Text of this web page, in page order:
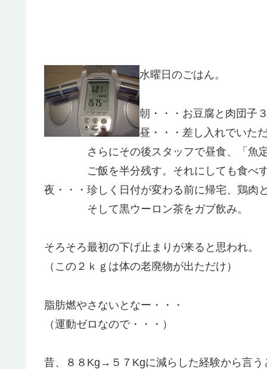
水曜日のごはん。
朝・・・お豆腐と肉団子
昼・・・差し入れでいた
さらにその後スタッフで昼食、「魚定
ご飯を半分残す。それにしても食べ
夜・・・珍しく日付が変わる前に帰宅、鶏肉
そして黒ウーロン茶をガブ飲み。
そろそろ最初の下げ止まりが来ると思われ。
（この２ｋｇは体の老廃物が出ただけ）
脂肪燃やさないとなー・・・
（運動ゼロなので・・・）
昔、８８Kg→５７Kgに減らした経験から言う